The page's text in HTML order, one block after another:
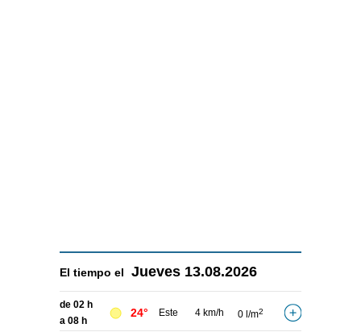
El tiempo el Jueves 13.08.2026
de 02 h
a 08 h
24° Este 4 km/h 0 l/m2